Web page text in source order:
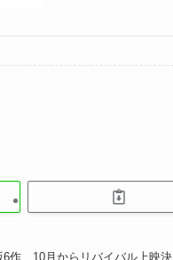
6作、10月からリバイバル上映決